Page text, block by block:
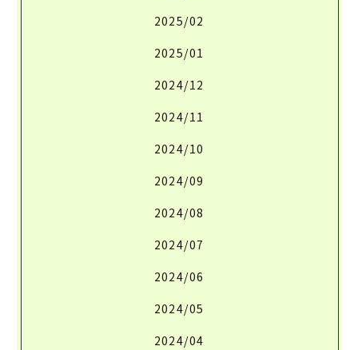
2025/02
2025/01
2024/12
2024/11
2024/10
2024/09
2024/08
2024/07
2024/06
2024/05
2024/04